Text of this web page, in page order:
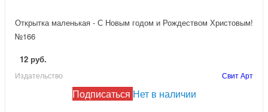
Открытка маленькая - С Новым годом и Рождеством Христовым!
№166
12 руб.
Издательство Свит Арт
Подписаться Нет в наличии